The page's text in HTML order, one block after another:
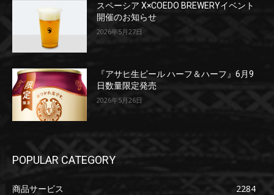
スペーシア X×COEDO BREWERYイベント
開催のお知らせ
2026年5月27日
『アサヒ生ビール ハーフ＆ハーフ』6月9
日数量限定発売
2026年5月26日
POPULAR CATEGORY
商品サービス
2284